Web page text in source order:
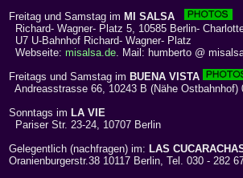
Freitag und Samstag im MI SALSA
Richard- Wagner- Platz 5, 10585 Berlin-
U7 U-Bahnhof Richard- Wagner- Platz
Webseite: misalsa.de. Mail: humberto @
Freitags und Samstag im BUENA VISTA
Andreasstrasse 66, 10243 B (Nähe Ostbahnhof)
Sonntags im LA VIE
Pariser Str. 23-24, 10707 Berlin
Gelegentlich (nachfragen) im: LAS
Oranienburgerstr.38 10117 Berlin, Tel. 030 - 282